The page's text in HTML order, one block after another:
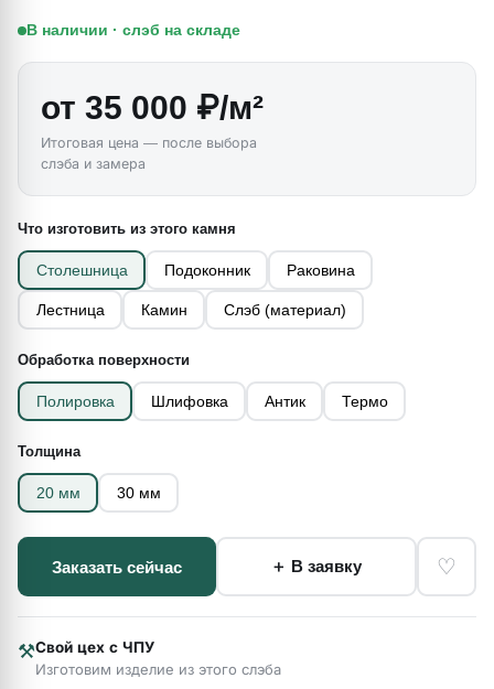
В наличии · слэб на складе
от 35 000 ₽/м²
Итоговая цена — после выбора
слэба и замера
Что изготовить из этого камня
Столешница Подоконник Раковина
Лестница Камин Слэб (материал)
Обработка поверхности
Полировка Шлифовка Антик Термо
Толщина
20 мм 30 мм
Заказать сейчас ＋ В заявку ♡
⚒Свой цех с ЧПУ
Изготовим изделие из этого слэба